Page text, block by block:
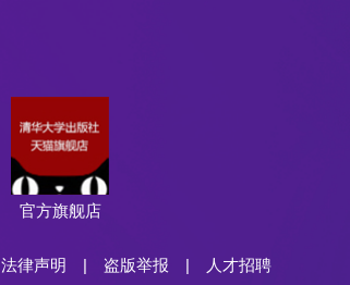
官方旗舰店
法律声明 | 盗版举报 | 人才招聘